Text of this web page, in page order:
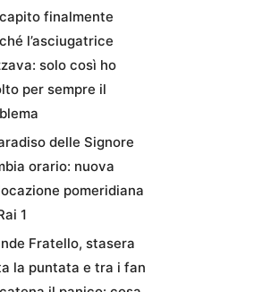
finalmente
l’asciugatrice
solo così ho
per sempre il
delle Signore
orario: nuova
pomeridiana
1
Fratello, stasera
la puntata e tra i fan